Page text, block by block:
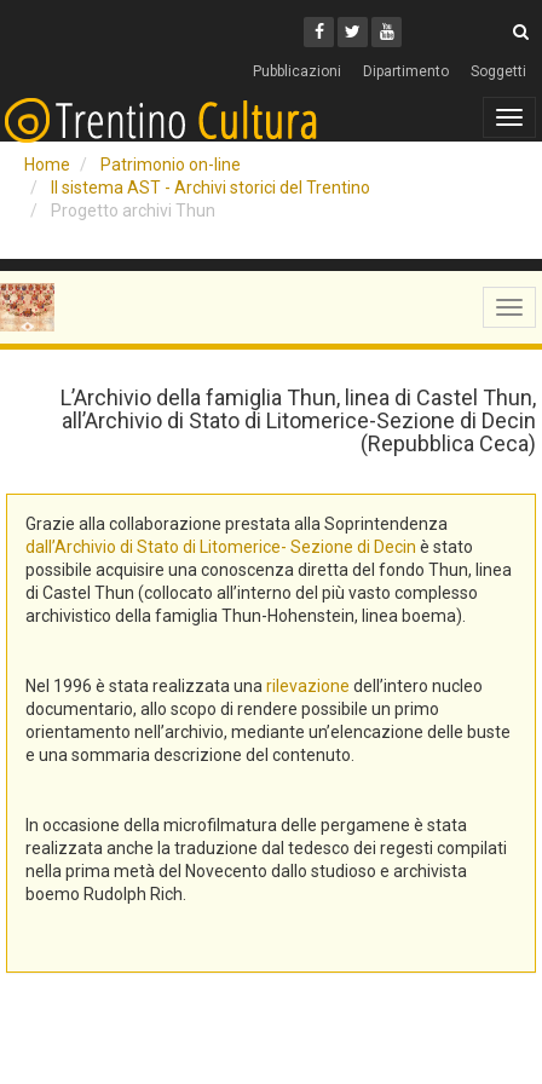
Facebook
Twitter
Youtube
Pubblicazioni Dipartimento Soggetti
Home
Patrimonio on-line
Il sistema AST - Archivi storici del Trentino
Progetto archivi Thun
L’Archivio della famiglia Thun, linea di Castel Thun,
all’Archivio di Stato di Litomerice-Sezione di Decin
(Repubblica Ceca)
Grazie alla collaborazione prestata alla Soprintendenza
dall’Archivio di Stato di Litomerice- Sezione di Decin è stato
possibile acquisire una conoscenza diretta del fondo Thun, linea
di Castel Thun (collocato all’interno del più vasto complesso
archivistico della famiglia Thun-Hohenstein, linea boema).
Nel 1996 è stata realizzata una rilevazione dell’intero nucleo
documentario, allo scopo di rendere possibile un primo
orientamento nell’archivio, mediante un’elencazione delle buste
e una sommaria descrizione del contenuto.
In occasione della microfilmatura delle pergamene è stata
realizzata anche la traduzione dal tedesco dei regesti compilati
nella prima metà del Novecento dallo studioso e archivista
boemo Rudolph Rich.